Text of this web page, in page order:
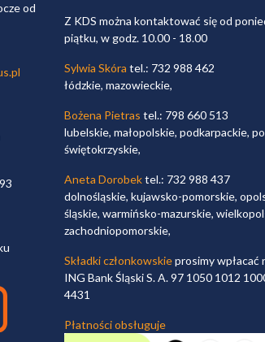
od
Z KDS można kontaktować się od
piątku, w godz. 10.00 - 18.00
Sylwia Skóra tel.: 732 988 462
łódzkie, mazowieckie,
Bożena Pietras tel.: 798 660 513
lubelskie, małopolskie, podkarpackie,
świętokrzyskie,
Aneta Dorobektel.: 732 988 437
dolnośląskie, kujawsko-pomorskie,
śląskie, warmińsko-mazurskie,
zachodniopomorskie,
Składki członkowskieprosimy wpłacać
ING Bank Śląski S. A. 97 1050 1012
4431
Płatności obsługuje